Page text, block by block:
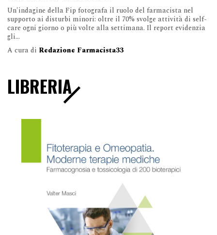
Un'indagine della Fip fotografa il ruolo del farmacista nel
supporto ai disturbi minori: oltre il 70% svolge attività di self-
care ogni giorno o più volte alla settimana. Il report evidenzia
gli...
A cura di Redazione Farmacista33
LIBRERIA